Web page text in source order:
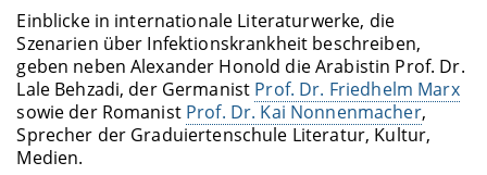
Einblicke in internationale Literaturwerke, die
Szenarien über Infektionskrankheit beschreiben,
geben neben Alexander Honold die Arabistin Prof. Dr.
Lale Behzadi, der Germanist Prof. Dr. Friedhelm Marx
sowie der Romanist Prof. Dr. Kai Nonnenmacher,
Sprecher der Graduiertenschule Literatur, Kultur,
Medien.